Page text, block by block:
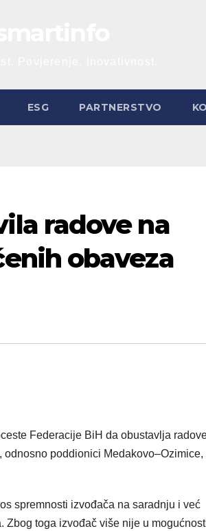
ESG PARTNERSTVO
radove na
obaveza
Federacije BiH da obustavlja
poddionici Medakovo–Ozimice,
spremnosti izvođača na saradnju i već
toga izvođač više nije u